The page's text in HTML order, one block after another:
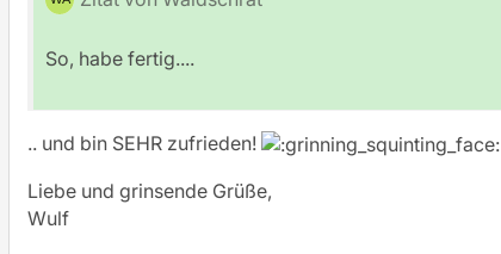
So, habe fertig....
.. und bin SEHR zufrieden!
Liebe und grinsende Grüße,
Wulf